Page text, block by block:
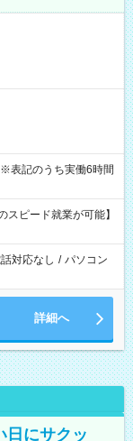
ピード就業が可能】
対応なし / パソコン
詳細へ
日にサクッ